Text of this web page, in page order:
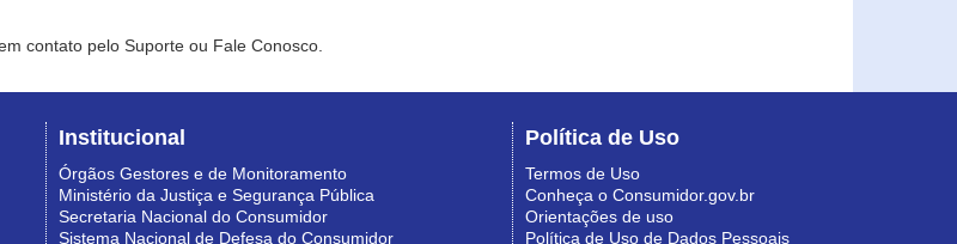
contato pelo Suporte ou Fale Conosco.
Institucional
Órgãos Gestores e de Monitoramento
Ministério da Justiça e Segurança Pública
Secretaria Nacional do Consumidor
Sistema Nacional de Defesa do Consumidor
Política de Uso
Termos de Uso
Conheça o Consumidor.gov.br
Orientações de uso
Política de Uso de Dados Pessoais